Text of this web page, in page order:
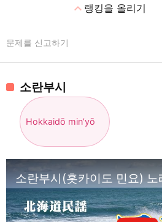
expand_less랭킹을 올리기
문제를 신고하기
소란부시
Hokkaidō min’yō
소란부시(홋카이도 민요) 노